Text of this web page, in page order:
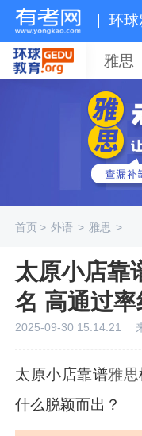
环球
雅思
首页> 外语 > 雅思 >
太原小店靠
名 高通过
2025-09-30 15:14:21
太原小店靠谱雅思
什么脱颖而出？